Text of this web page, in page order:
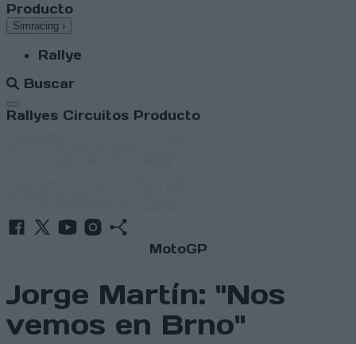
Producto
Simracing ›
Rallye
Buscar
Abrir menú
Rallyes Circuitos Producto
MotoGP
Jorge Martín: "Nos
vemos en Brno"